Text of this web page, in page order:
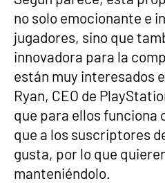
no solo emocionante e
jugadores, sino que
innovadora para la
están muy interesados
Ryan, CEO de
que para ellos funciona
que a los suscriptores
gusta, por lo que
manteniéndolo.